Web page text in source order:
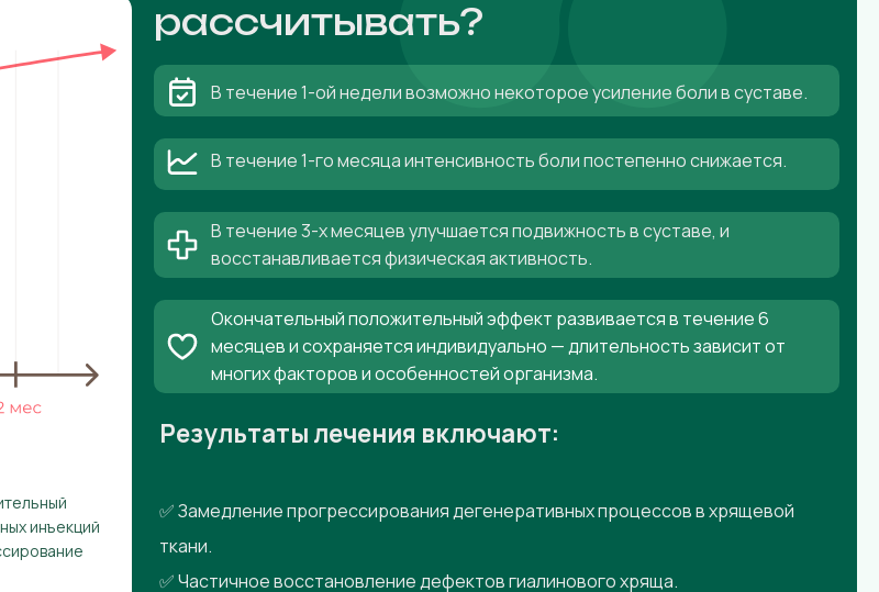
инъекций
рассчитывать?
В течение 1-ой недели возможно некоторое усиление боли в суставе.
В течение 1-го месяца интенсивность боли постепенно снижается.
В течение 3-х месяцев улучшается подвижность в суставе, и
восстанавливается физическая активность.
Окончательный положительный эффект развивается в течение 6
месяцев и сохраняется индивидуально — длительность зависит от
многих факторов и особенностей организма.
Результаты лечения включают:
✅ Замедление прогрессирования дегенеративных процессов в хрящевой
ткани.
✅ Частичное восстановление дефектов гиалинового хряща.